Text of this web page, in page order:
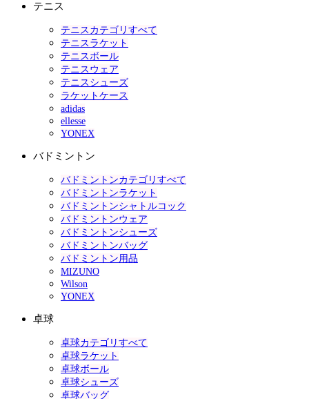
テニス
テニスカテゴリすべて
テニスラケット
テニスボール
テニスウェア
テニスシューズ
ラケットケース
adidas
ellesse
YONEX
バドミントン
バドミントンカテゴリすべて
バドミントンラケット
バドミントンシャトルコック
バドミントンウェア
バドミントンシューズ
バドミントンバッグ
バドミントン用品
MIZUNO
Wilson
YONEX
卓球
卓球カテゴリすべて
卓球ラケット
卓球ボール
卓球シューズ
卓球バッグ